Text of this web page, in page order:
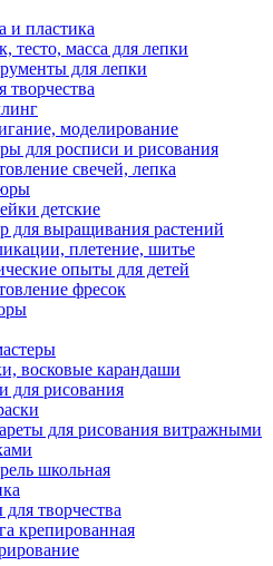
и пластика
тесто, масса для лепки
для лепки
творчества
моделирование
для росписи и рисования
свечей, лепка
детские
для выращивания растений
плетение, шитье
опыты для детей
фресок
восковые карандаши
для рисования
для рисования витражными
школьная
творчества
крепированная